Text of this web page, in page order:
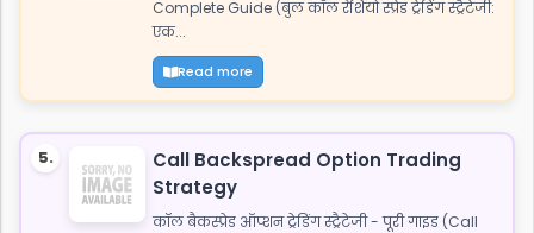
Complete Guide (बुल कॉल रेशियो स्प्रेड ट्रेडिंग स्ट्रैटेजी:
एक...
Read more
5.
Call Backspread Option Trading
Strategy
कॉल बैकस्प्रेड ऑप्शन ट्रेडिंग स्ट्रैटेजी - पूरी गाइड (Call